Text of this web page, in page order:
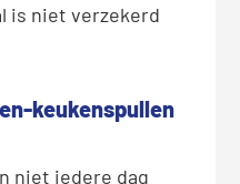
is niet verzekerd
keukenspullen
niet iedere dag